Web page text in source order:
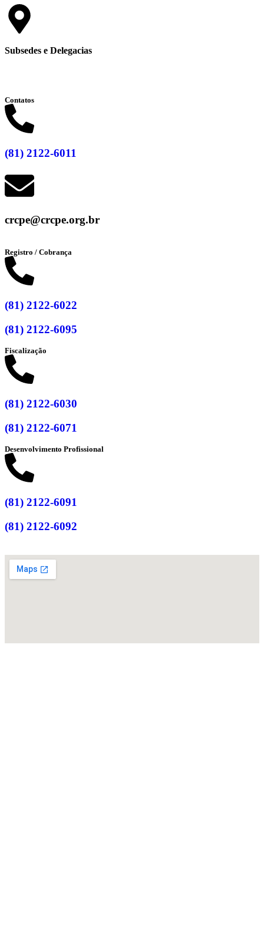
Subsedes e Delegacias
Contatos
(81) 2122-6011
crcpe@crcpe.org.br
Registro / Cobrança
(81) 2122-6022
(81) 2122-6095
Fiscalização
(81) 2122-6030
(81) 2122-6071
Desenvolvimento Profissional
(81) 2122-6091
(81) 2122-6092